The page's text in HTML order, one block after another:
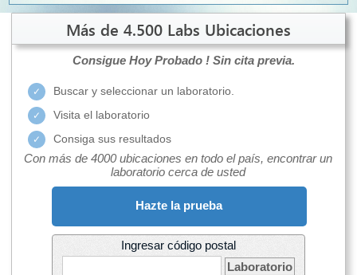
Más de 4.500 Labs Ubicaciones
Consigue Hoy Probado ! Sin cita previa.
Buscar y seleccionar un laboratorio.
Visita el laboratorio
Consiga sus resultados
Con más de 4000 ubicaciones en todo el país, encontrar un
laboratorio cerca de usted
Hazte la prueba
Ingresar código postal
Laboratorio